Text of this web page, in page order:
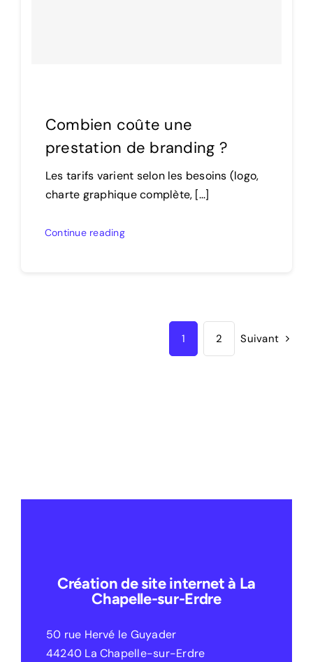
Combien coûte une
prestation de branding ?
Les tarifs varient selon les besoins (logo,
charte graphique complète, [...]
Continue reading
1 2 Suivant
Création de site internet à La
Chapelle-sur-Erdre
50 rue Hervé le Guyader
44240 La Chapelle-sur-Erdre